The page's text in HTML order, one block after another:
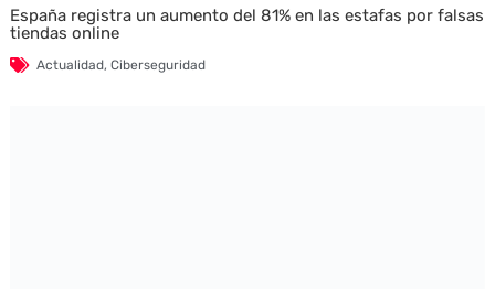
España registra un aumento del 81% en las estafas por falsas
tiendas online
Actualidad, Ciberseguridad